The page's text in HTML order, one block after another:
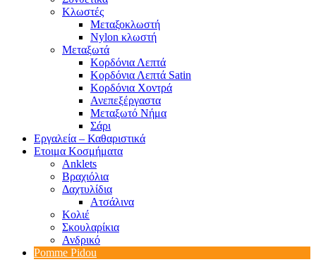
Κλωστές
Μεταξοκλωστή
Nylon κλωστή
Μεταξωτά
Κορδόνια Λεπτά
Κορδόνια Λεπτά Satin
Κορδόνια Χοντρά
Ανεπεξέργαστα
Μεταξωτό Νήμα
Σάρι
Εργαλεία – Καθαριστικά
Ετοιμα Κοσμήματα
Anklets
Βραχιόλια
Δαχτυλίδια
Ατσάλινα
Κολιέ
Σκουλαρίκια
Ανδρικό
Pomme Pidou